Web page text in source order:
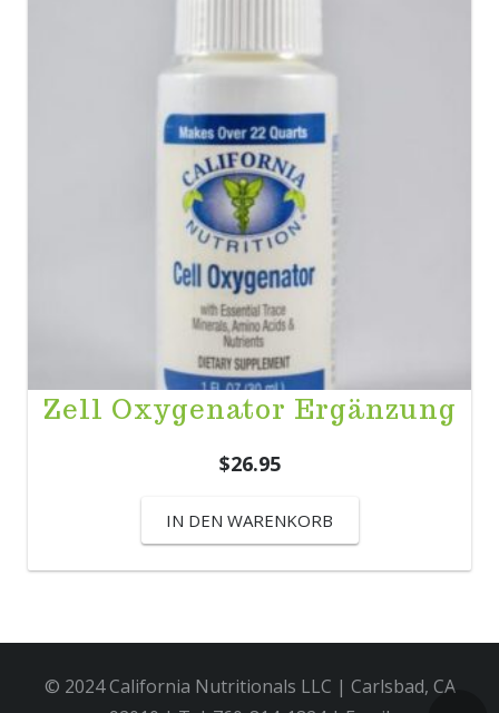
Zell Oxygenator Ergänzung
$26.95
IN DEN WARENKORB
© 2024 California Nutritionals LLC | Carlsbad, CA